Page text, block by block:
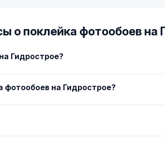
о поклейка фотообоев на
Гидрострое?
фотообоев на Гидрострое?